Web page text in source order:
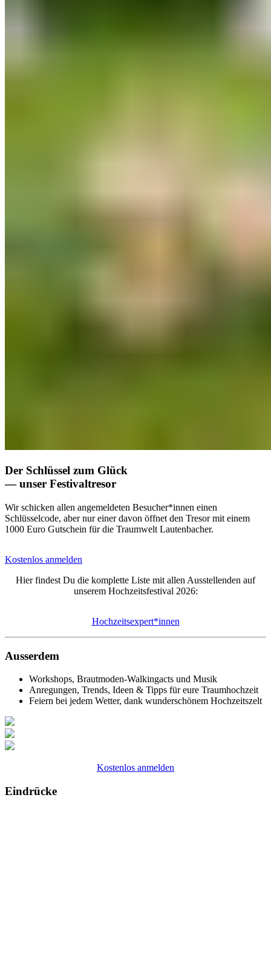
Der Schlüssel zum Glück
— unser Festivaltresor
Wir schicken allen angemeldeten Besucher*innen einen
Schlüsselcode, aber nur einer davon öffnet den Tresor mit einem
1000 Euro Gutschein für die Traumwelt Lautenbacher.
Kostenlos anmelden
Hier findest Du die komplette Liste mit allen Ausstellenden auf
unserem Hochzeitsfestival 2026:
Hochzeitsexpert*innen
Ausserdem
Workshops, Brautmoden-Walkingacts und Musik
Anregungen, Trends, Ideen & Tipps für eure Traumhochzeit
Feiern bei jedem Wetter, dank wunderschönem Hochzeitszelt
Kostenlos anmelden
Eindrücke